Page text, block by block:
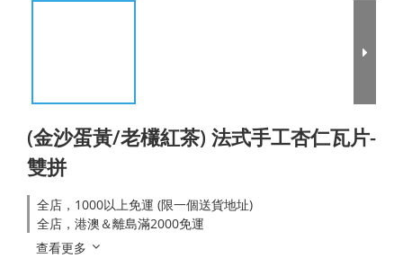
(金沙蛋黃/老欉紅茶) 法式手工杏仁瓦片-
雙拼
全店，1000以上免運 (限一個送貨地址)
全店，港澳＆離島滿2000免運
查看更多